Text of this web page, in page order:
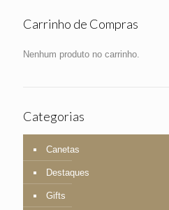
Carrinho de Compras
Nenhum produto no carrinho.
Categorias
Canetas
Destaques
Gifts